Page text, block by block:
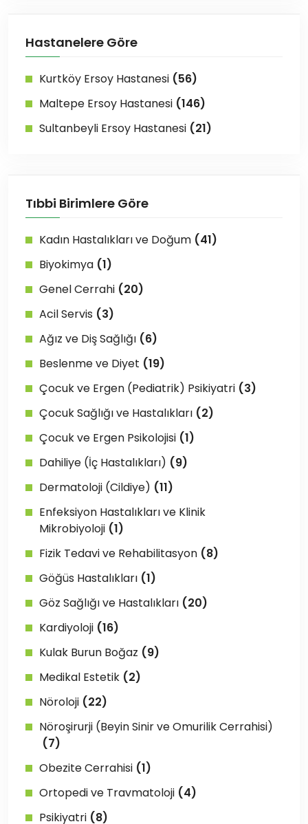
Hastanelere Göre
Kurtköy Ersoy Hastanesi (56)
Maltepe Ersoy Hastanesi (146)
Sultanbeyli Ersoy Hastanesi (21)
Tıbbi Birimlere Göre
Kadın Hastalıkları ve Doğum (41)
Biyokimya (1)
Genel Cerrahi (20)
Acil Servis (3)
Ağız ve Diş Sağlığı (6)
Beslenme ve Diyet (19)
Çocuk ve Ergen (Pediatrik) Psikiyatri (3)
Çocuk Sağlığı ve Hastalıkları (2)
Çocuk ve Ergen Psikolojisi (1)
Dahiliye (İç Hastalıkları) (9)
Dermatoloji (Cildiye) (11)
Enfeksiyon Hastalıkları ve Klinik
Mikrobiyoloji (1)
Fizik Tedavi ve Rehabilitasyon (8)
Göğüs Hastalıkları (1)
Göz Sağlığı ve Hastalıkları (20)
Kardiyoloji (16)
Kulak Burun Boğaz (9)
Medikal Estetik (2)
Nöroloji (22)
Nöroşirurji (Beyin Sinir ve Omurilik Cerrahisi)
(7)
Obezite Cerrahisi (1)
Ortopedi ve Travmatoloji (4)
Psikiyatri (8)